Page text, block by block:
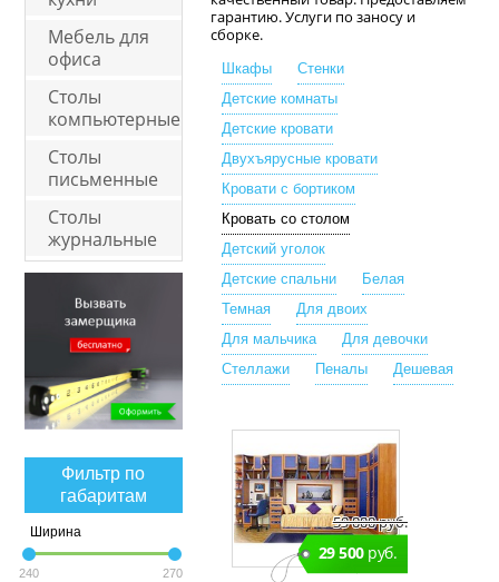
Мебель для
офиса
Столы
компьютерные
Столы
письменные
Столы
журнальные
Фильтр по
габаритам
Ширина
240 270
гарантию. Услуги по заносу и
сборке.
Шкафы
Стенки
Детские комнаты
Детские кровати
Двухъярусные кровати
Кровати с бортиком
Кровать со столом
Детский уголок
Детские спальни
Белая
Темная
Для двоих
Для мальчика
Для девочки
Стеллажи
Пеналы Дешевая
59 000 руб.
29 500руб.